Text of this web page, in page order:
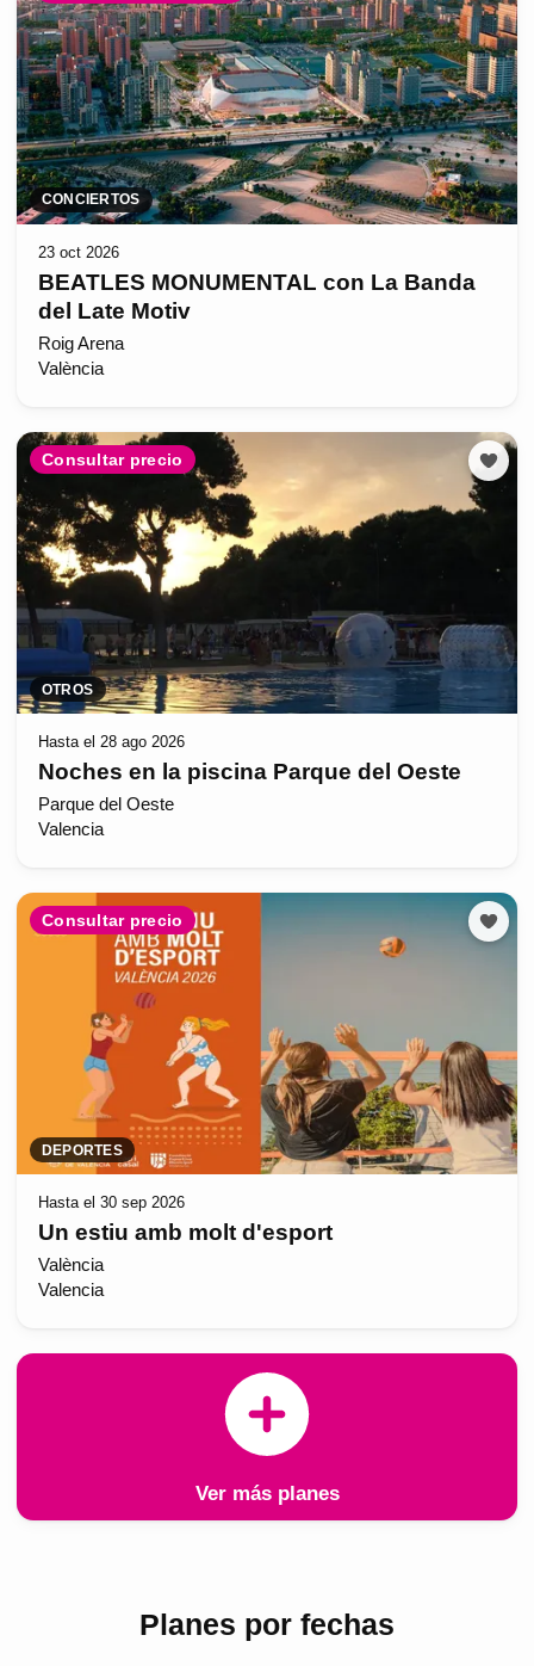
CONCIERTOS
23 oct 2026
BEATLES MONUMENTAL con La Banda
del Late Motiv
Roig Arena
València
Consultar precio
OTROS
Hasta el 28 ago 2026
Noches en la piscina Parque del Oeste
Parque del Oeste
Valencia
Consultar precio
DEPORTES
Hasta el 30 sep 2026
Un estiu amb molt d'esport
València
Valencia
Ver más planes
Planes por fechas